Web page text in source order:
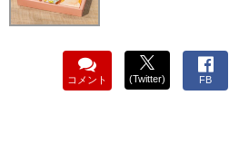
コメント (Twitter) FB